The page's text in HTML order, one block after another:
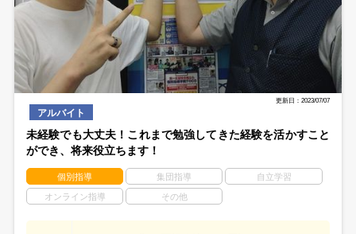
更新日：2023/07/07
アルバイト
未経験でも大丈夫！これまで勉強してきた経験を活かすこと
ができ、将来役立ちます！
個別指導 集団指導 自立学習
オンライン指導 その他